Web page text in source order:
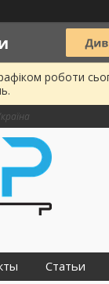
роботи
Статьи